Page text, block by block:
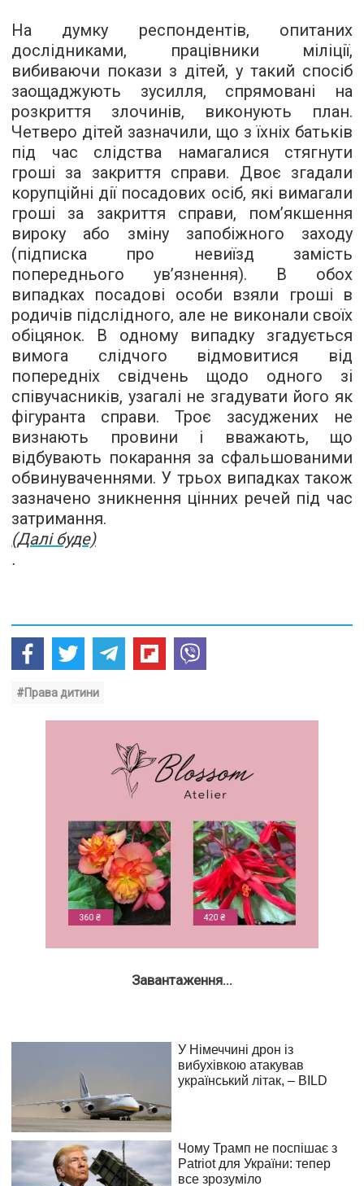
На думку респондентів, опитаних
дослідниками, працівники міліції,
вибиваючи покази з дітей, у такий спосіб
заощаджують зусилля, спрямовані на
розкриття злочинів, виконують план.
Четверо дітей зазначили, що з їхніх батьків
під час слідства намагалися стягнути
гроші за закриття справи. Двоє згадали
корупційні дії посадових осіб, які вимагали
гроші за закриття справи, пом’якшення
вироку або зміну запобіжного заходу
(підписка про невиїзд замість
попереднього ув’язнення). В обох
випадках посадові особи взяли гроші в
родичів підслідного, але не виконали своїх
обіцянок. В одному випадку згадується
вимога слідчого відмовитися від
попередніх свідчень щодо одного зі
співучасників, узагалі не згадувати його як
фігуранта справи. Троє засуджених не
визнають провини і вважають, що
відбувають покарання за сфальшованими
обвинуваченнями. У трьох випадках також
зазначено зникнення цінних речей під час
затримання.
(Далі буде)
.
#Права дитини
Завантаження...